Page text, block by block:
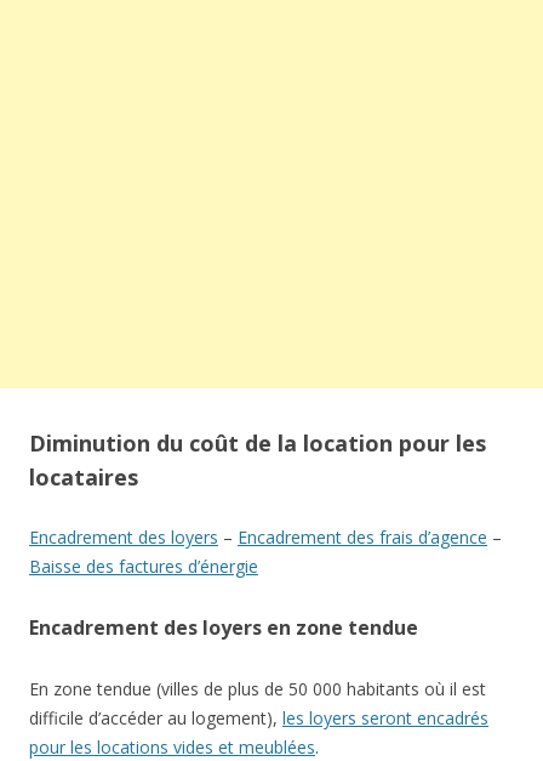
Diminution du coût de la location pour les
locataires
Encadrement des loyers – Encadrement des frais d’agence –
Baisse des factures d’énergie
Encadrement des loyers en zone tendue
En zone tendue (villes de plus de 50 000 habitants où il est
difficile d’accéder au logement), les loyers seront encadrés
pour les locations vides et meublées.